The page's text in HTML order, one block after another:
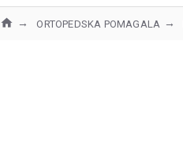
ORTOPEDSKA POMAGALA